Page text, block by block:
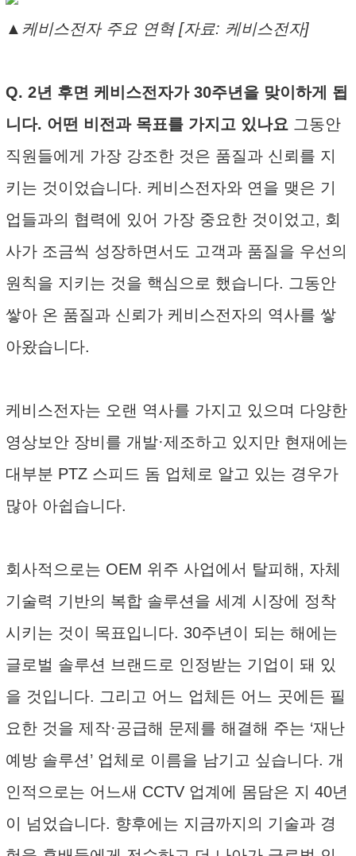
▲케비스전자 주요 연혁 [자료: 케비스전자]
Q. 2년 후면 케비스전자가 30주년을 맞이하게 됩
니다. 어떤 비전과 목표를 가지고 있나요 그동안
직원들에게 가장 강조한 것은 품질과 신뢰를 지
키는 것이었습니다. 케비스전자와 연을 맺은 기
업들과의 협력에 있어 가장 중요한 것이었고, 회
사가 조금씩 성장하면서도 고객과 품질을 우선의
원칙을 지키는 것을 핵심으로 했습니다. 그동안
쌓아 온 품질과 신뢰가 케비스전자의 역사를 쌓
아왔습니다.
케비스전자는 오랜 역사를 가지고 있으며 다양한
영상보안 장비를 개발·제조하고 있지만 현재에는
대부분 PTZ 스피드 돔 업체로 알고 있는 경우가
많아 아쉽습니다.
회사적으로는 OEM 위주 사업에서 탈피해, 자체
기술력 기반의 복합 솔루션을 세계 시장에 정착
시키는 것이 목표입니다. 30주년이 되는 해에는
글로벌 솔루션 브랜드로 인정받는 기업이 돼 있
을 것입니다. 그리고 어느 업체든 어느 곳에든 필
요한 것을 제작·공급해 문제를 해결해 주는 ‘재난
예방 솔루션’ 업체로 이름을 남기고 싶습니다. 개
인적으로는 어느새 CCTV 업계에 몸담은 지 40년
이 넘었습니다. 향후에는 지금까지의 기술과 경